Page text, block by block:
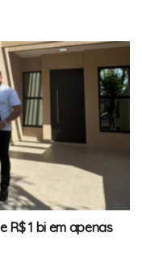
R$ 1 bi em apenas